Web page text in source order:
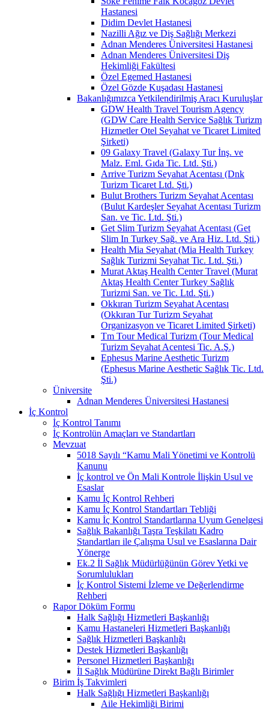
Hastanesi
Didim Devlet Hastanesi
Nazilli Ağız ve Diş Sağlığı Merkezi
Adnan Menderes Üniversitesi Hastanesi
Adnan Menderes Üniversitesi Diş
Hekimliği Fakültesi
Özel Egemed Hastanesi
Özel Gözde Kuşadası Hastanesi
Bakanlığımızca Yetkilendirilmiş Aracı Kuruluşlar
GDW Health Travel Tourism Agency
(GDW Care Health Service Sağlık Turizm
Hizmetler Otel Seyahat ve Ticaret Limited
Şirketi)
09 Galaxy Travel (Galaxy Tur İnş. ve
Malz. Eml. Gıda Tic. Ltd. Şti.)
Arrive Turizm Seyahat Acentası (Dnk
Turizm Ticaret Ltd. Şti.)
Bulut Brothers Turizm Seyahat Acentası
(Bulut Kardeşler Seyahat Acentası Turizm
San. ve Tic. Ltd. Şti.)
Get Slim Turizm Seyahat Acentası (Get
Slim In Turkey Sağ. ve Ara Hiz. Ltd. Şti.)
Health Mia Seyahat (Mia Health Turkey
Sağlık Turizmi Seyahat Tic. Ltd. Şti.)
Murat Aktaş Health Center Travel (Murat
Aktaş Health Center Turkey Sağlık
Turizmi San. ve Tic. Ltd. Şti.)
Okkıran Turizm Seyahat Acentası
(Okkıran Tur Turizm Seyahat
Organizasyon ve Ticaret Limited Şirketi)
Tm Tour Medical Turizm (Tour Medical
Turizm Seyahat Acentesi Tic. A.Ş.)
Ephesus Marine Aesthetic Turizm
(Ephesus Marine Aesthetic Sağlık Tic. Ltd.
Şti.)
Üniversite
Adnan Menderes Üniversitesi Hastanesi
İç Kontrol
İç Kontrol Tanımı
İç Kontrolün Amaçları ve Standartları
Mevzuat
5018 Sayılı “Kamu Mali Yönetimi ve Kontrolü
Kanunu
İç kontrol ve Ön Mali Kontrole İlişkin Usul ve
Esaslar
Kamu İç Kontrol Rehberi
Kamu İç Kontrol Standartları Tebliği
Kamu İç Kontrol Standartlarına Uyum Genelgesi
Sağlık Bakanlığı Taşra Teşkilatı Kadro
Standartları ile Çalışma Usul ve Esaslarına Dair
Yönerge
Ek.2 İl Sağlık Müdürlüğünün Görev Yetki ve
Sorumlulukları
İç Kontrol Sistemi İzleme ve Değerlendirme
Rehberi
Rapor Döküm Formu
Halk Sağlığı Hizmetleri Başkanlığı
Kamu Hastaneleri Hizmetleri Başkanlığı
Sağlık Hizmetleri Başkanlığı
Destek Hizmetleri Başkanlığı
Personel Hizmetleri Başkanlığı
İl Sağlık Müdürüne Direkt Bağlı Birimler
Birim İş Takvimleri
Halk Sağlığı Hizmetleri Başkanlığı
Aile Hekimliği Birimi